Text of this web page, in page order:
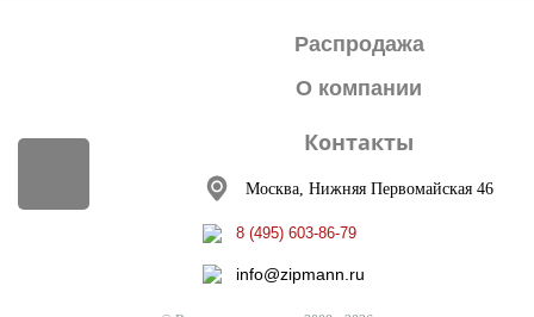
Контакты
Москва, Нижняя Первомайская 46
8 (495) 603-86-79
info@zipmann.ru
Распродажа
О компании